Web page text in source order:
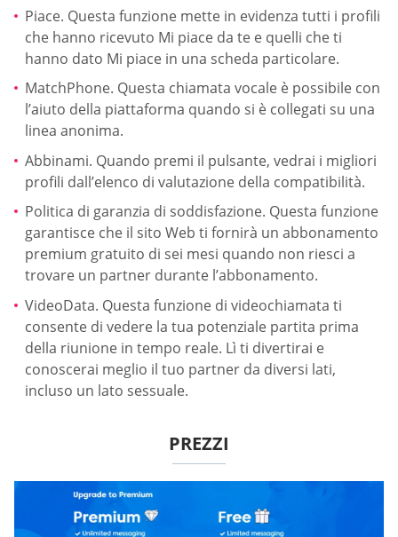
Piace. Questa funzione mette in evidenza tutti i profili
che hanno ricevuto Mi piace da te e quelli che ti
hanno dato Mi piace in una scheda particolare.
MatchPhone. Questa chiamata vocale è possibile con
l’aiuto della piattaforma quando si è collegati su una
linea anonima.
Abbinami. Quando premi il pulsante, vedrai i migliori
profili dall’elenco di valutazione della compatibilità.
Politica di garanzia di soddisfazione. Questa funzione
garantisce che il sito Web ti fornirà un abbonamento
premium gratuito di sei mesi quando non riesci a
trovare un partner durante l’abbonamento.
VideoData. Questa funzione di videochiamata ti
consente di vedere la tua potenziale partita prima
della riunione in tempo reale. Lì ti divertirai e
conoscerai meglio il tuo partner da diversi lati,
incluso un lato sessuale.
PREZZI